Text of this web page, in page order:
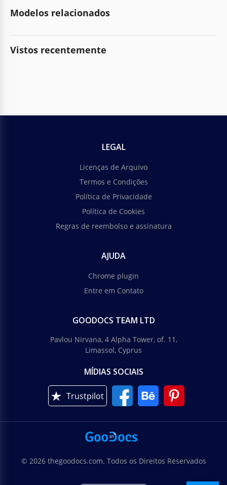
Modelos relacionados
Vistos recentemente
LEGAL
Licenças de Arquivo
Termos e Condições
Política de Privacidade
Política de Cookies
Regras de reembolso e assinatura
AJUDA
Chrome plugin
Entre em Contato
GOODOCS TEAM LTD
Pavlou Nirvana, 4 Alpha Tower, of. 11,
Limassol, Cyprus
MÍDIAS SOCIAIS
Trustpilot
© 2026 thegoodocs.com. Todos os Direitos Reservados